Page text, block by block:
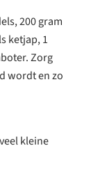
200 gram
ketjap, 1
Zorg
wordt en zo
kleine